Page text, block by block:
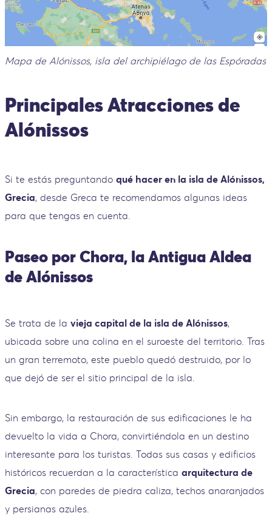
Mapa de Alónissos, isla del archipiélago de las Espóradas
Principales Atracciones de
Alónissos
Si te estás preguntando qué hacer en la isla de Alónissos,
Grecia, desde Greca te recomendamos algunas ideas
para que tengas en cuenta.
Paseo por Chora, la Antigua Aldea
de Alónissos
Se trata de la vieja capital de la isla de Alónissos,
ubicada sobre una colina en el suroeste del territorio. Tras
un gran terremoto, este pueblo quedó destruido, por lo
que dejó de ser el sitio principal de la isla.
Sin embargo, la restauración de sus edificaciones le ha
devuelto la vida a Chora, convirtiéndola en un destino
interesante para los turistas. Todas sus casas y edificios
históricos recuerdan a la característica arquitectura de
Grecia, con paredes de piedra caliza, techos anaranjados
y persianas azules.